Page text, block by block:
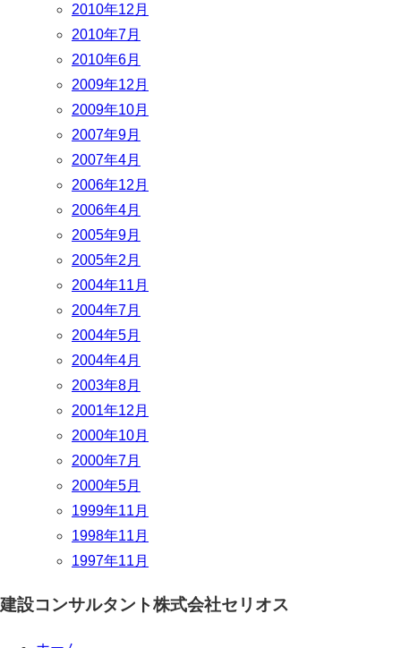
2010年12月
2010年7月
2010年6月
2009年12月
2009年10月
2007年9月
2007年4月
2006年12月
2006年4月
2005年9月
2005年2月
2004年11月
2004年7月
2004年5月
2004年4月
2003年8月
2001年12月
2000年10月
2000年7月
2000年5月
1999年11月
1998年11月
1997年11月
建設コンサルタント株式会社セリオス